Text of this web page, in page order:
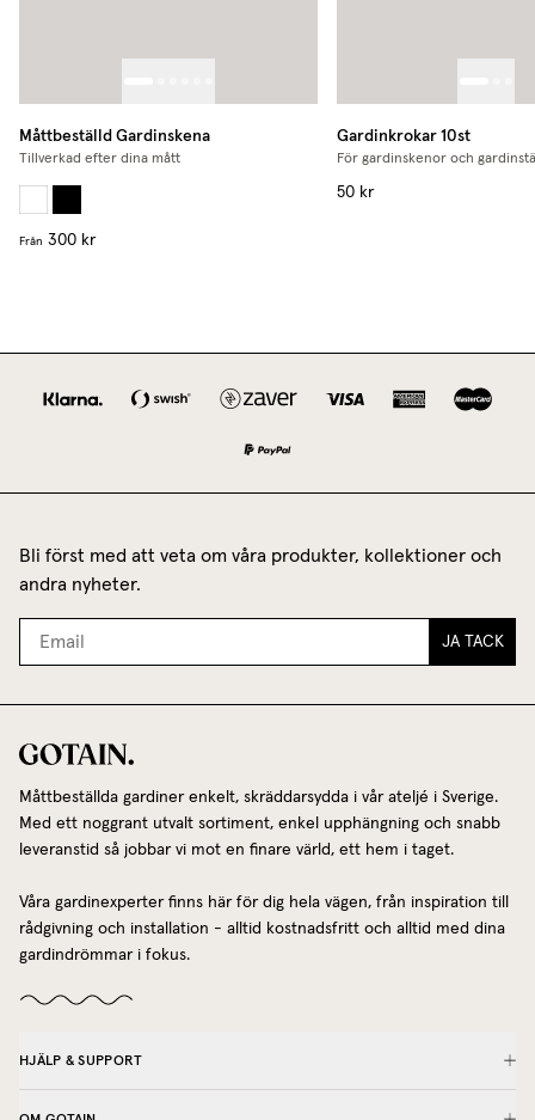
Måttbeställd Gardinskena
Tillverkad efter dina mått
Från 300 kr
Gardinkrokar 10st
För gardinskenor och
50 kr
Bli först med att veta om våra produkter, kollektioner och
andra nyheter.
JA TACK
Måttbeställda gardiner enkelt, skräddarsydda i vår ateljé i Sverige.
Med ett noggrant utvalt sortiment, enkel upphängning och snabb
leveranstid så jobbar vi mot en finare värld, ett hem i taget.
Våra gardinexperter finns här för dig hela vägen, från inspiration till
rådgivning och installation - alltid kostnadsfritt och alltid med dina
gardindrömmar i fokus.
HJÄLP & SUPPORT